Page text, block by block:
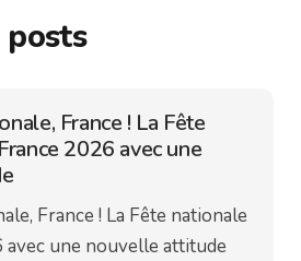
France ! La Fête
2026 avec une
France ! La Fête nationale
avec une nouvelle attitude